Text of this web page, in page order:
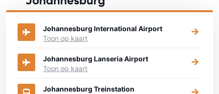
Bekijk op onderstaande kaart waar je een auto kunt huren
Johannesburg International Airport
Toon op kaart
Johannesburg Lanseria Airport
Toon op kaart
Johannesburg Treinstation